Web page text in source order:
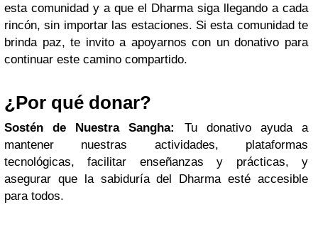
esta comunidad y a que el Dharma siga llegando a cada
rincón, sin importar las estaciones. Si esta comunidad te
brinda paz, te invito a apoyarnos con un donativo para
continuar este camino compartido.
¿Por qué donar?
Sostén de Nuestra Sangha:
Tu donativo ayuda a
mantener nuestras actividades, plataformas
tecnológicas, facilitar enseñanzas y prácticas, y
asegurar que la sabiduría del Dharma esté accesible
para todos.